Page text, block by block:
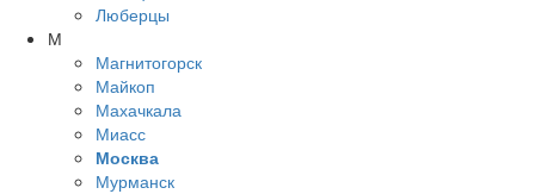
Люберцы
М
Магнитогорск
Майкоп
Махачкала
Миасс
Москва
Мурманск